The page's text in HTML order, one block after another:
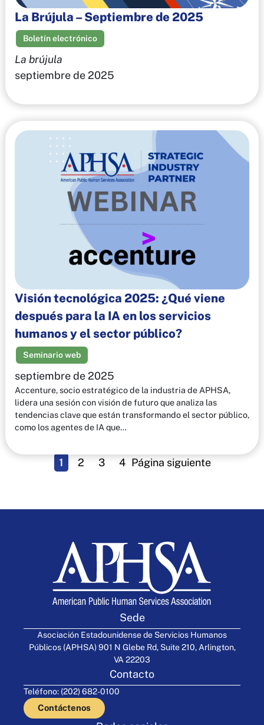
La Brújula – Septiembre de 2025
Boletín electrónico
La brújula
septiembre de 2025
Visión tecnológica 2025: ¿Qué viene
después para la IA en los servicios
humanos y el sector público?
Seminario web
septiembre de 2025
Accenture, socio estratégico de la industria de APHSA,
lidera una sesión con visión de futuro que analiza las
tendencias clave que están transformando el sector público,
como los agentes de IA que…
1 2 3 4 Página siguiente
Sede
Asociación Estadounidense de Servicios Humanos
Públicos (APHSA) 901 N Glebe Rd, Suite 210, Arlington,
VA 22203
Contacto
Teléfono: (202) 682-0100
Contáctenos